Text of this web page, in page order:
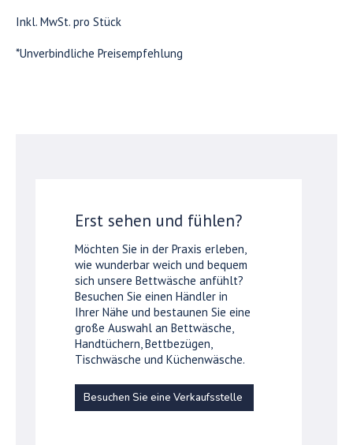
Inkl. MwSt. pro Stück
*Unverbindliche Preisempfehlung
Erst sehen und fühlen?
Möchten Sie in der Praxis erleben,
wie wunderbar weich und bequem
sich unsere Bettwäsche anfühlt?
Besuchen Sie einen Händler in
Ihrer Nähe und bestaunen Sie eine
große Auswahl an Bettwäsche,
Handtüchern, Bettbezügen,
Tischwäsche und Küchenwäsche.
Besuchen Sie eine Verkaufsstelle